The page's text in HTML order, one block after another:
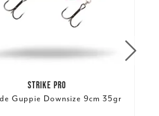
STRIKE PRO
Guppie Downsize 9cm 35gr